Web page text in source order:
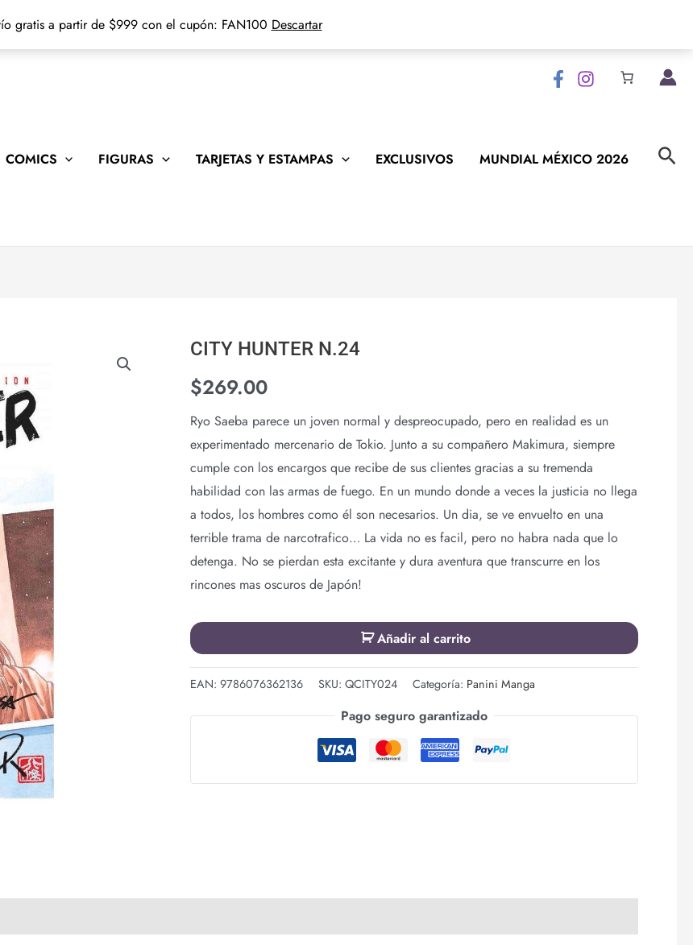
gratis a partir de $999 con el cupón: FAN100 Descartar
COMICS FIGURAS TARJETAS Y ESTAMPAS EXCLUSIVOS MUNDIAL MÉXICO 2026
CITY HUNTER N.24
$269.00
Ryo Saeba parece un joven normal y despreocupado, pero en realidad es un
experimentado mercenario de Tokio. Junto a su compañero Makimura, siempre
cumple con los encargos que recibe de sus clientes gracias a su tremenda
habilidad con las armas de fuego. En un mundo donde a veces la justicia no llega
a todos, los hombres como él son necesarios. Un dia, se ve envuelto en una
terrible trama de narcotrafico… La vida no es facil, pero no habra nada que lo
detenga. No se pierdan esta excitante y dura aventura que transcurre en los
rincones mas oscuros de Japón!
CITY
N.24
cantidad
Añadir al carrito
EAN:9786076362136 SKU:QCITY024 Categoría: Panini Manga
Pago seguro garantizado